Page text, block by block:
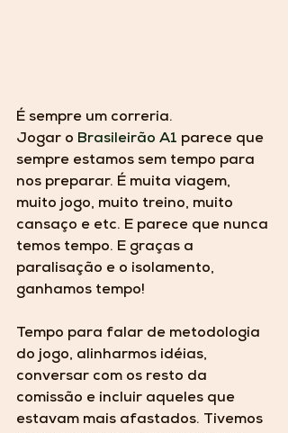
É sempre um correria.
Jogar o Brasileirão A1 parece que
sempre estamos sem tempo para
nos preparar. É muita viagem,
muito jogo, muito treino, muito
cansaço e etc. E parece que nunca
temos tempo. E graças a
paralisação e o isolamento,
ganhamos tempo!
Tempo para falar de metodologia
do jogo, alinharmos idéias,
conversar com os resto da
comissão e incluir aqueles que
estavam mais afastados. Tivemos